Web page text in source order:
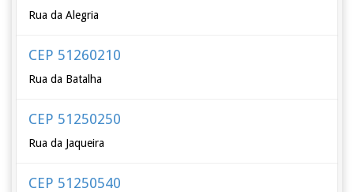
Rua da Alegria
CEP 51260210
Rua da Batalha
CEP 51250250
Rua da Jaqueira
CEP 51250540